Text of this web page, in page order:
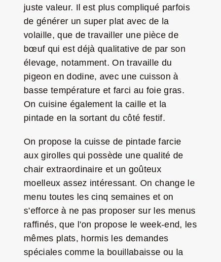
juste valeur. Il est plus compliqué parfois
de générer un super plat avec de la
volaille, que de travailler une pièce de
bœuf qui est déjà qualitative de par son
élevage, notamment. On travaille du
pigeon en dodine, avec une cuisson à
basse température et farci au foie gras.
On cuisine également la caille et la
pintade en la sortant du côté festif.
On propose la cuisse de pintade farcie
aux girolles qui possède une qualité de
chair extraordinaire et un goûteux
moelleux assez intéressant. On change le
menu toutes les cinq semaines et on
s’efforce à ne pas proposer sur les menus
raffinés, que l’on propose le week-end, les
mêmes plats, hormis les demandes
spéciales comme la bouillabaisse ou la